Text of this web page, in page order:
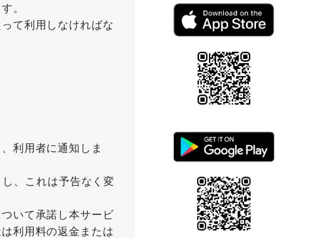
。
て利用しなければな
利用者に通知しま
、これは予告なく変
いて承諾し本サービ
利用料の返金または